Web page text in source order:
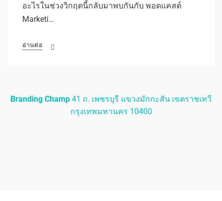
อะไรในช่วงวิกฤตนี้กลับมาพบกันกับ พอดแคสต์
Marketi…
อ่านต่อ
Branding Champ 41 ถ. เพชรบุรี แขวงมักกะสัน เขตราชเทวี
กรุงเทพมหานคร 10400